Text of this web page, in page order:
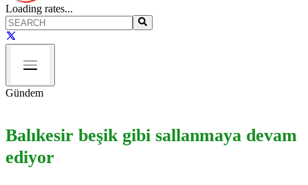
Loading rates...
Gündem
Balıkesir beşik gibi sallanmaya devam
ediyor